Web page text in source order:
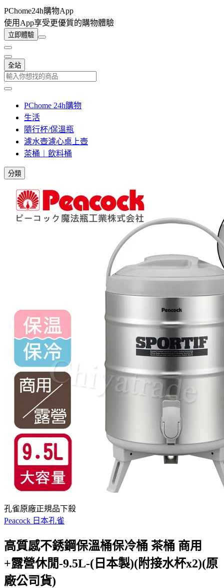
PChome24h購物App
使用App享受更優質的購物體驗
立即體驗
全站
PChome 24h購物
生活
隨行杯/保溫瓶
濾水壺濾心桌上壺
茶桶︱飲料桶
分類
孔雀原廠正規品下殺
Peacock 日本孔雀
高質感不銹鋼保溫桶保冷桶 茶桶 商用
+露營休閒-9.5L-(日本製)(附接水杯x2)(原
廠公司貨)